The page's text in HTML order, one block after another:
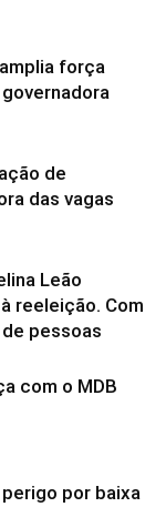
força
de
das vagas
Leão
reeleição. Com
pessoas
com o MDB
por baixa